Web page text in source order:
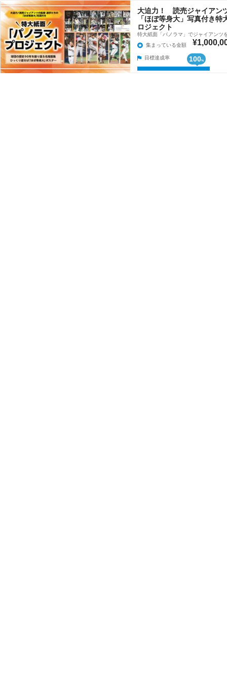
大迫力！ 読売ジャイアン
「ほぼ等身大」写真付き
ロジェクト
特大紙面「パノラマ」でジャイアンツ
集まっている金額
目標達成率 100%